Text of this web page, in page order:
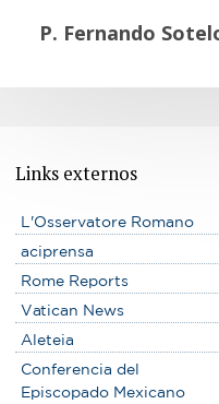
P. Fernando
Links externos
L'Osservatore Romano
aciprensa
Rome Reports
Vatican News
Aleteia
Conferencia del
Episcopado Mexicano